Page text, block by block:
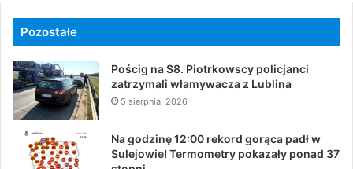
Pozostałe
Pościg na S8. Piotrkowscy policjanci
zatrzymali włamywacza z Lublina
5 sierpnia, 2026
Na godzinę 12:00 rekord gorąca padł w
Sulejowie! Termometry pokazały ponad 37